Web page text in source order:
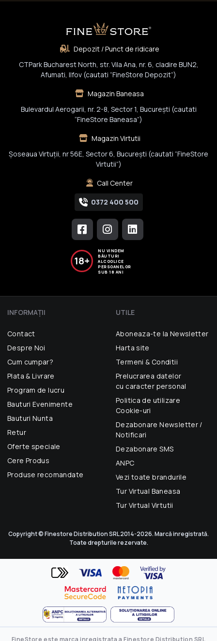
Depozit / Punct de ridicare
CTPark Bucharest North, str. Vila Ana, nr. 6, cladire BUN2,
Afumati, Ilfov (cautati “FineStore Depozit”)
Magazin Baneasa
Bulevardul Aerogarii, nr. 2-8, Sector 1, Bucureşti (cautati
“FineStore Baneasa”)
Magazin Virtutii
Șoseaua Virtuții, nr 56E, Sector 6, București (cautati “FineStore
Virtutii”)
Call Center
0372 400 500
18+
NU VINDEM
BĂUTURI
ALCOOLICE
PERSOANELOR
SUB 18 ANI
INFORMAŢII
Contact
Despre Noi
Cum cumpar?
Plata & Livrare
Program de lucru
Bauturi Evenimente
Bauturi Nunta
Retur
Oferte speciale
Cere Produs
Produse recomandate
UTILE
Aboneaza-te la Newsletter
Harta site
Termeni & Conditii
Prelucrarea datelor
cu caracter personal
Politica de utilizare
Cookie-uri
Dezabonare Newsletter /
Notificari
Dezabonare SMS
ANPC
Vezi toate brandurile
Tur Virtual Baneasa
Tur Virtual Virtutii
Copyright © Finestore Distribution SRL 2014-2026. Marcă inregistrată.
Toate drepturile rezervate.
FineStore este marca inregistrata a Finestore Distribution SRL